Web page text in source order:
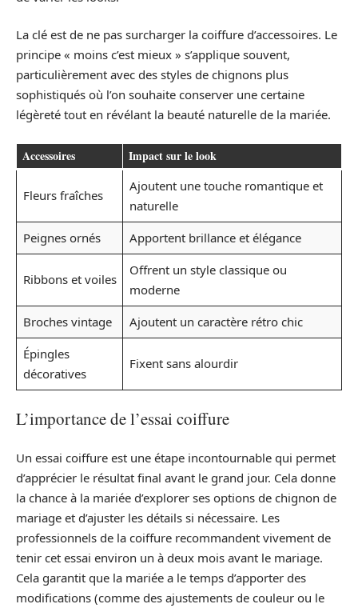
La clé est de ne pas surcharger la coiffure d’accessoires. Le
principe « moins c’est mieux » s’applique souvent,
particulièrement avec des styles de chignons plus
sophistiqués où l’on souhaite conserver une certaine
légèreté tout en révélant la beauté naturelle de la mariée.
Accessoires Impact sur le look
Fleurs fraîches
Ajoutent une touche romantique et
naturelle
Peignes ornés
Apportent brillance et élégance
Ribbons et voiles
Offrent un style classique ou
moderne
Broches vintage
Ajoutent un caractère rétro chic
Épingles
décoratives
Fixent sans alourdir
L’importance de l’essai coiffure
Un essai coiffure est une étape incontournable qui permet
d’apprécier le résultat final avant le grand jour. Cela donne
la chance à la mariée d’explorer ses options de chignon de
mariage et d’ajuster les détails si nécessaire. Les
professionnels de la coiffure recommandent vivement de
tenir cet essai environ un à deux mois avant le mariage.
Cela garantit que la mariée a le temps d’apporter des
modifications (comme des ajustements de couleur ou le